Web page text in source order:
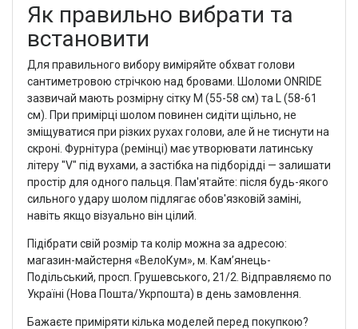
Як правильно вибрати та
встановити
Для правильного вибору виміряйте обхват голови
сантиметровою стрічкою над бровами. Шоломи ONRIDE
зазвичай мають розмірну сітку M (55-58 см) та L (58-61
см). При примірці шолом повинен сидіти щільно, не
зміщуватися при різких рухах голови, але й не тиснути на
скроні. Фурнітура (ремінці) має утворювати латинську
літеру "V" під вухами, а застібка на підборідді — залишати
простір для одного пальця. Пам'ятайте: після будь-якого
сильного удару шолом підлягає обов'язковій заміні,
навіть якщо візуально він цілий.
Підібрати свій розмір та колір можна за адресою:
магазин-майстерня «ВелоКум», м. Кам’янець-
Подільський, просп. Грушевського, 21/2. Відправляємо по
Україні (Нова Пошта/Укрпошта) в день замовлення.
Бажаєте приміряти кілька моделей перед покупкою?